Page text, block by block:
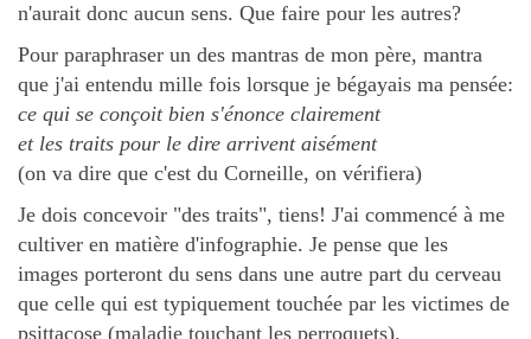
n'aurait donc aucun sens. Que faire pour les autres?
Pour paraphraser un des mantras de mon père, mantra
que j'ai entendu mille fois lorsque je bégayais ma pensée:
ce qui se conçoit bien s'énonce clairement
et les traits pour le dire arrivent aisément
(on va dire que c'est du Corneille, on vérifiera)
Je dois concevoir "des traits", tiens! J'ai commencé à me
cultiver en matière d'infographie. Je pense que les
images porteront du sens dans une autre part du cerveau
que celle qui est typiquement touchée par les victimes de
psittacose (maladie touchant les perroquets).